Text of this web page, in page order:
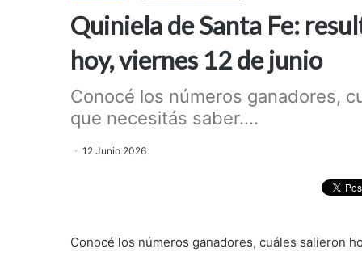
Quiniela de Santa Fe:
hoy, viernes 12 de junio
Conocé los números ganadores,
que necesitás saber....
12 Junio 2026
Conocé los números ganadores, cuáles salieron